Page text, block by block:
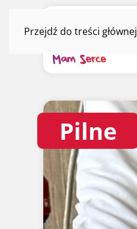
Przejdź do treści głównej
Pilne